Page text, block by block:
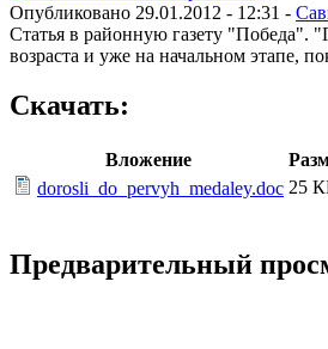
Опубликовано 29.01.2012 - 12:31 -
Статья в районную газету "Победа".
возраста и уже на начальном этапе,
Скачать:
Вложение
dorosli_do_pervyh_medaley.doc 25
Предварительный